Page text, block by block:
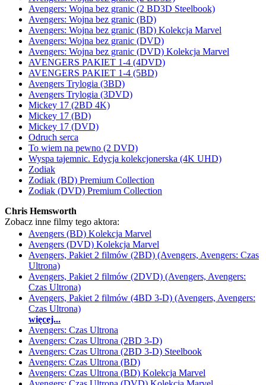
Avengers: Wojna bez granic (2 BD3D Steelbook)
Avengers: Wojna bez granic (BD)
Avengers: Wojna bez granic (BD) Kolekcja Marvel
Avengers: Wojna bez granic (DVD)
Avengers: Wojna bez granic (DVD) Kolekcja Marvel
AVENGERS PAKIET 1-4 (4DVD)
AVENGERS PAKIET 1-4 (5BD)
Avengers Trylogia (3BD)
Avengers Trylogia (3DVD)
Mickey 17 (2BD 4K)
Mickey 17 (BD)
Mickey 17 (DVD)
Odruch serca
To wiem na pewno (2 DVD)
Wyspa tajemnic. Edycja kolekcjonerska (4K UHD)
Zodiak
Zodiak (BD) Premium Collection
Zodiak (DVD) Premium Collection
Chris Hemsworth
Zobacz inne filmy tego aktora:
Avengers (BD) Kolekcja Marvel
Avengers (DVD) Kolekcja Marvel
Avengers, Pakiet 2 filmów (2BD) (Avengers, Avengers: Czas
Ultrona)
Avengers, Pakiet 2 filmów (2DVD) (Avengers, Avengers:
Czas Ultrona)
Avengers, Pakiet 2 filmów (4BD 3-D) (Avengers, Avengers:
Czas Ultrona)
więcej...
Avengers: Czas Ultrona
Avengers: Czas Ultrona (2BD 3-D)
Avengers: Czas Ultrona (2BD 3-D) Steelbook
Avengers: Czas Ultrona (BD)
Avengers: Czas Ultrona (BD) Kolekcja Marvel